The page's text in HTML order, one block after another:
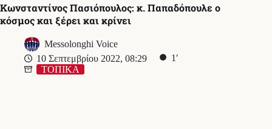
Κωνσταντίνος Πασιόπουλος: κ. Παπαδόπουλε ο
κόσμος και ξέρει και κρίνει
Messolonghi Voice
10 Σεπτεμβρίου 2022, 08:29
1′
ΤΟΠΙΚΑ